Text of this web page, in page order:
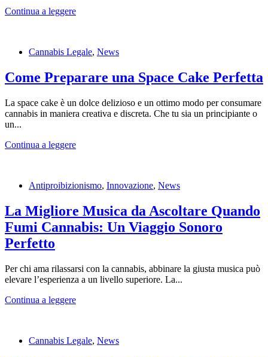
Continua a leggere
Cannabis Legale, News
Come Preparare una Space Cake Perfetta
La space cake è un dolce delizioso e un ottimo modo per consumare
cannabis in maniera creativa e discreta. Che tu sia un principiante o
un...
Continua a leggere
Antiproibizionismo, Innovazione, News
La Migliore Musica da Ascoltare Quando
Fumi Cannabis: Un Viaggio Sonoro
Perfetto
Per chi ama rilassarsi con la cannabis, abbinare la giusta musica può
elevare l’esperienza a un livello superiore. La...
Continua a leggere
Cannabis Legale, News